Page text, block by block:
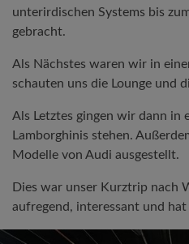
unterirdischen Systems bis
gebracht.
Als Nächstes waren wir in
schauten uns die Lounge und
Als Letztes gingen wir dann in
Lamborghinis stehen.
Modelle von Audi ausgestellt.
Dies war unser Kurztrip nach
aufregend, interessant und hat